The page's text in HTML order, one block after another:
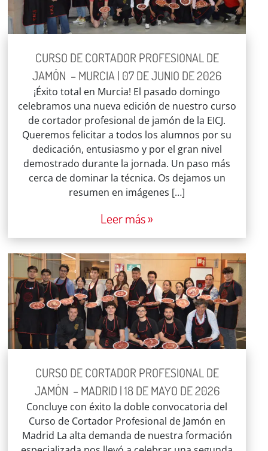
CURSO DE CORTADOR PROFESIONAL DE
JAMÓN – MURCIA | 07 DE JUNIO DE 2026
¡Éxito total en Murcia! El pasado domingo
celebramos una nueva edición de nuestro curso
de cortador profesional de jamón de la EICJ.
Queremos felicitar a todos los alumnos por su
dedicación, entusiasmo y por el gran nivel
demostrado durante la jornada. Un paso más
cerca de dominar la técnica. Os dejamos un
resumen en imágenes […]
Leer más »
CURSO DE CORTADOR PROFESIONAL DE
JAMÓN – MADRID | 18 DE MAYO DE 2026
Concluye con éxito la doble convocatoria del
Curso de Cortador Profesional de Jamón en
Madrid La alta demanda de nuestra formación